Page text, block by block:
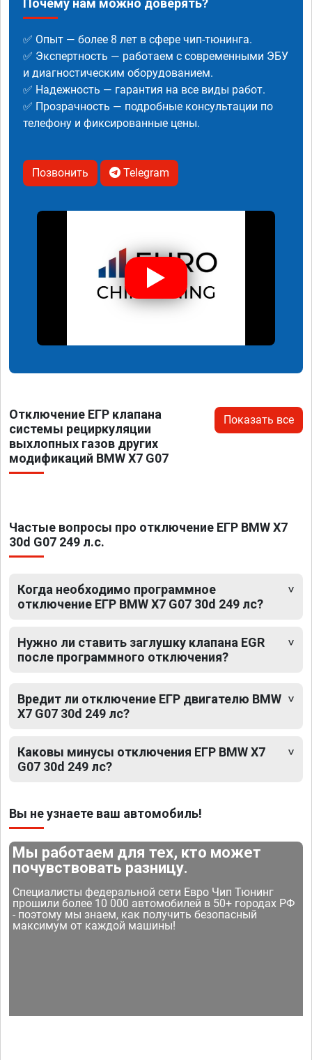
Почему нам можно доверять?
✅ Опыт — более 8 лет в сфере чип-тюнинга.
✅ Экспертность — работаем с современными ЭБУ
и диагностическим оборудованием.
✅ Надежность — гарантия на все виды работ.
✅ Прозрачность — подробные консультации по
телефону и фиксированные цены.
Позвонить Telegram
Отключение ЕГР клапана
системы рециркуляции
выхлопных газов других
модификаций BMW X7 G07
Показать все
Частые вопросы про отключение ЕГР BMW X7
30d G07 249 л.с.
Когда необходимо программное
отключение ЕГР BMW X7 G07 30d 249 лс?
Нужно ли ставить заглушку клапана EGR
после программного отключения?
Вредит ли отключение ЕГР двигателю BMW
X7 G07 30d 249 лс?
Каковы минусы отключения ЕГР BMW X7
G07 30d 249 лс?
Вы не узнаете ваш автомобиль!
Мы работаем для тех, кто может
почувствовать разницу.
Специалисты федеральной сети Евро Чип Тюнинг
прошили более 10 000 автомобилей в 50+ городах РФ
- поэтому мы знаем, как получить безопасный
максимум от каждой машины!